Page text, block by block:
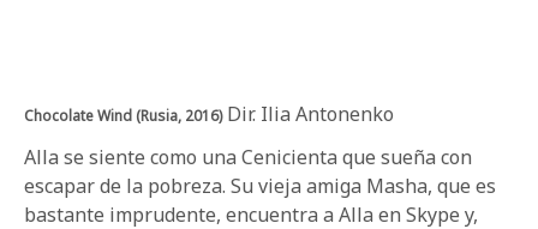
Chocolate Wind (Rusia, 2016)Dir. Ilia Antonenko
Alla se siente como una Cenicienta que sueña con
escapar de la pobreza. Su vieja amiga Masha, que es
bastante imprudente, encuentra a Alla en Skype y,